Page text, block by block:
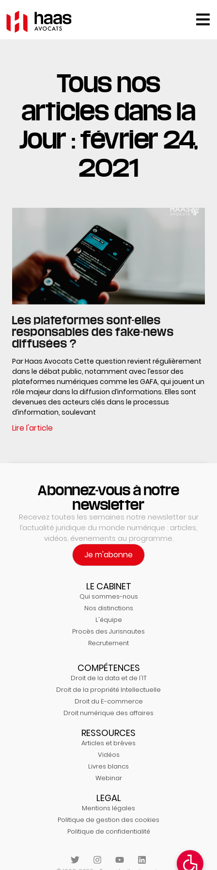
Tous nos
articles dans la
Jour : février 24,
2021
Les plateformes sont-elles
responsables des fake-news
diffusées ?
Par Haas Avocats Cette question revient régulièrement
dans le débat public, notamment avec l’essor des
plateformes numériques comme les GAFA, qui jouent un
rôle majeur dans la diffusion d’informations. Elles sont
devenues des acteurs clés dans le processus
d’information, soulevant
Lire l'article
Abonnez-vous à notre
newsletter
Recevez toutes les semaines notre newsletter sur
l’actualité juridique du monde numérique : articles,
vidéos, évenements au programme.
Je m'abonne
LE CABINET
Qui sommes-nous
Nos distinctions
L'équipe
Procès des Jurisnautes
Recrutement
COMPÉTENCES
Droit de la data et de l'IT
Droit de la propriété Intellectuelle
Droit du E-commerce
Droit numérique des affaires
RESSOURCES
Articles et brèves
Vidéos
Livres blancs
Webinar
LEGAL
Mentions légales
Politique de gestion des cookies
Politique de confidentialité